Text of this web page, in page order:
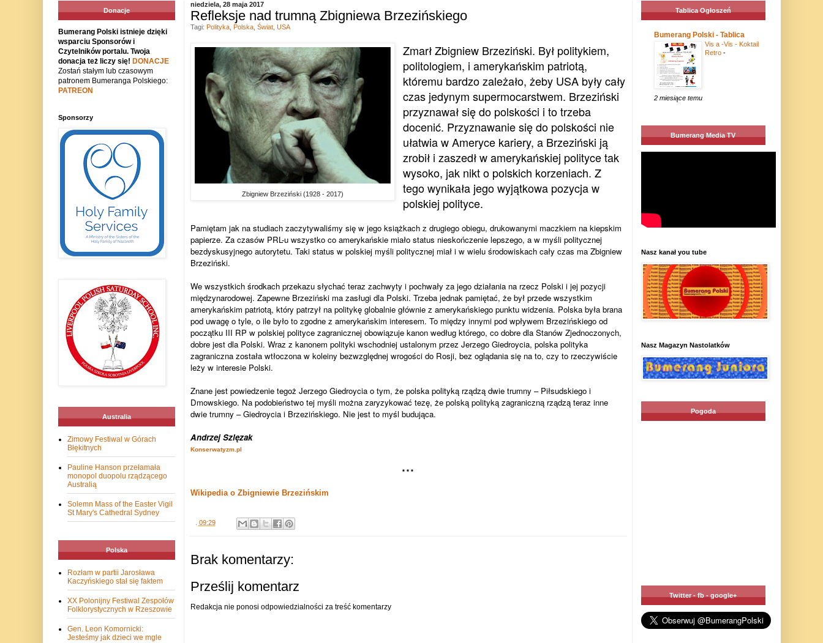
niedziela, 28 maja 2017
Refleksje nad trumną Zbigniewa Brzezińskiego
Zbigniew Brzeziński (1928 - 2017)
Zmarł Zbigniew Brzeziński. Był politykiem,
politologiem, i amerykańskim patriotą,
któremu bardzo zależało, żeby USA były cały
czas jedynym supermocarstwem. Brzeziński
przyznawał się do polskości i to trzeba
docenić. Przyznawanie się do polskości nie
ułatwia w Ameryce kariery, a Brzeziński ją
zrobił i zaszedł w amerykańskiej polityce tak
wysoko, jak nikt o polskich korzeniach. Z
tego wynikała jego wyjątkowa pozycja w
polskiej polityce.
Pamiętam jak na studiach zaczytywaliśmy się w jego książkach z drugiego obiegu, drukowanymi maczkiem na kiepskim
papierze. Za czasów PRL-u wszystko co amerykańskie miało status nieskończenie lepszego, a w myśli politycznej
bezdyskusyjnego autorytetu. Taki status w polskiej myśli politycznej miał i w wielu środowiskach cały czas ma Zbigniew
Brzeziński.
We wszystkich środkach przekazu słychać teraz zachwyty i pochwały za jego działania na rzecz Polski i jej pozycji
międzynarodowej. Zapewne Brzeziński ma zasługi dla Polski. Trzeba jednak pamiętać, że był przede wszystkim
amerykańskim patriotą, który patrzył na politykę globalnie głównie z amerykańskiego punktu widzenia. Polska była brana
pod uwagę o tyle, o ile było to zgodne z amerykańskim interesem. To między innymi pod wpływem Brzezińskiego od
początku III RP w polskiej polityce zagranicznej obowiązuje kanon według którego, co dobre dla Stanów Zjednoczonych,
dobre jest dla Polski. Wraz z kanonem polityki wschodniej ustalonym przez Jerzego Giedroycia, polska polityka
zagraniczna została wtłoczona w koleiny bezwzględnej wrogości do Rosji, bez oglądania się na to, czy to rzeczywiście
leży w interesie Polski.
Znane jest powiedzenie tegoż Jerzego Giedroycia o tym, że polska polityką rządzą dwie trumny – Piłsudskiego i
Dmowskiego. Na podobieństwo tej myśli można zaryzykować tezę, że polską polityką zagraniczną rządzą teraz inne
dwie trumny – Giedroycia i Brzezińskiego. Nie jest to myśl budująca.
Andrzej Szlęzak
Konserwatyzm.pl
* * *
Wikipedia o Zbigniewie Brzezińskim
. 09:29
Tagi: Polityka, Polska, Świat, USA
Brak komentarzy:
Prześlij komentarz
Redakcja nie ponosi odpowiedzialności za treść komentarzy
Donacje
Bumerang Polski istnieje dzięki
wsparciu Sponsorów i
Czytelników portalu. Twoja
donacja też liczy się! DONACJE
Zostań stałym lub czasowym
patronem Bumeranga Polskiego:
PATREON
Sponsorzy
Australia
Zimowy Festiwal w Górach
Błękitnych
Pauline Hanson przełamała
monopol duopolu rządzącego
Australią
Solemn Mass of the Easter Vigil
St Mary's Cathedral Sydney
Polska
Rozłam w partii Jarosława
Kaczyńskiego stał się faktem
XX Polonijny Festiwal Zespołów
Folklorystycznych w Rzeszowie
Gen. Leon Komornicki:
Jesteśmy jak dzieci we mgle
Tablica Ogłoszeń
Bumerang Polski - Tablica
Vis a -Vis - Koktail
Retro -
2 miesiące temu
Bumerang Media TV
Nasz kanał you tube
Nasz Magazyn Nastolatków
Pogoda
Twitter - fb - google+